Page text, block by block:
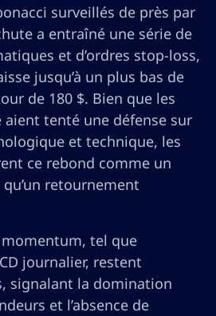
surveillés de près par
a entraîné une série de
et d’ordres stop-loss,
jusqu’à un plus bas de
de 180 $. Bien que les
tenté une défense sur
et technique, les
ce rebond comme un
retournement
tel que
journalier, restent
signalant la domination
et l’absence de